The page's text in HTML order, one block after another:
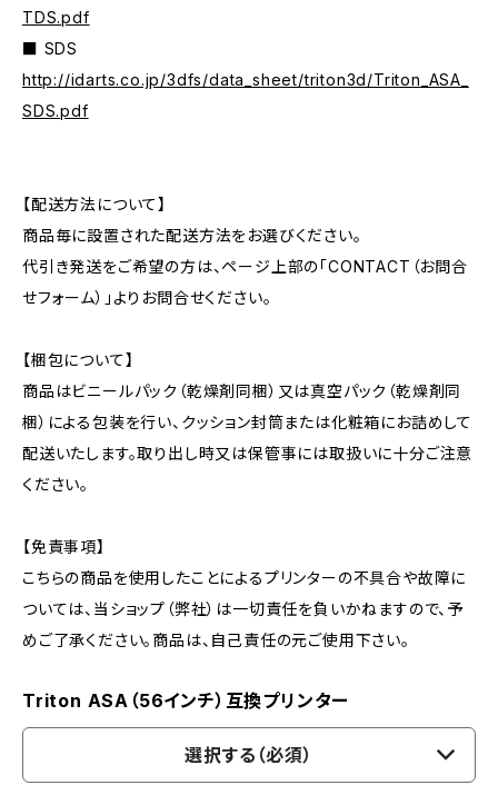
TDS.pdf
■ SDS
http://idarts.co.jp/3dfs/data_sheet/triton3d/Triton_ASA_
SDS.pdf
【配送方法について】
商品毎に設置された配送方法をお選びください。
代引き発送をご希望の方は、ページ上部の「CONTACT（お問合
せフォーム）」よりお問合せください。
【梱包について】
商品はビニールパック（乾燥剤同梱）又は真空パック（乾燥剤同
梱）による包装を行い、クッション封筒または化粧箱にお詰めして
配送いたします。取り出し時又は保管事には取扱いに十分ご注意
ください。
【免責事項】
こちらの商品を使用したことによるプリンターの不具合や故障に
ついては、当ショップ（弊社）は一切責任を負いかねますので、予
めご了承ください。商品は、自己責任の元ご使用下さい。
Triton ASA（56インチ）互換プリンター
選択する（必須）